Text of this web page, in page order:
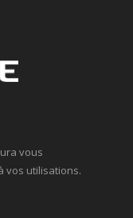
vous
vos utilisations.